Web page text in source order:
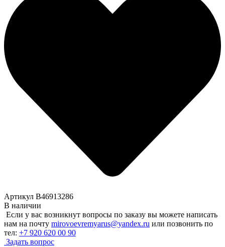
Артикул B46913286
В наличии
Если у вас возникнут вопросы по заказу вы можете написать
нам на почту mirovoevremyarus@yandex.ru или позвонить по
тел: +7 920 620 00 90
Задать вопрос